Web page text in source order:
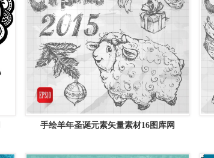
手绘羊年圣诞元素矢量素材16图库网